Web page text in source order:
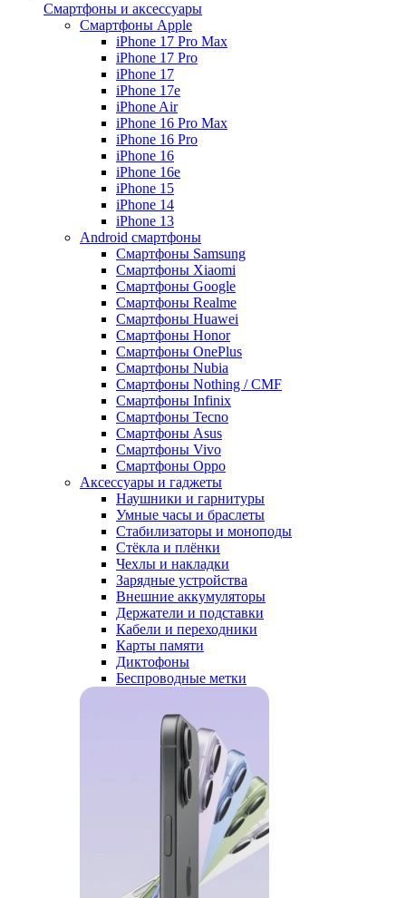
Смартфоны и аксессуары
Смартфоны Apple
iPhone 17 Pro Max
iPhone 17 Pro
iPhone 17
iPhone 17e
iPhone Air
iPhone 16 Pro Max
iPhone 16 Pro
iPhone 16
iPhone 16e
iPhone 15
iPhone 14
iPhone 13
Android cмартфоны
Смартфоны Samsung
Смартфоны Xiaomi
Смартфоны Google
Смартфоны Realme
Смартфоны Huawei
Смартфоны Honor
Смартфоны OnePlus
Смартфоны Nubia
Смартфоны Nothing / CMF
Смартфоны Infinix
Смартфоны Tecno
Смартфоны Asus
Смартфоны Vivo
Смартфоны Oppo
Аксессуары и гаджеты
Наушники и гарнитуры
Умные часы и браслеты
Стабилизаторы и моноподы
Стёкла и плёнки
Чехлы и накладки
Зарядные устройства
Внешние аккумуляторы
Держатели и подставки
Кабели и переходники
Карты памяти
Диктофоны
Беспроводные метки